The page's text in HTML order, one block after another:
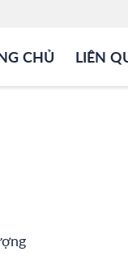
CHỦ LIÊN